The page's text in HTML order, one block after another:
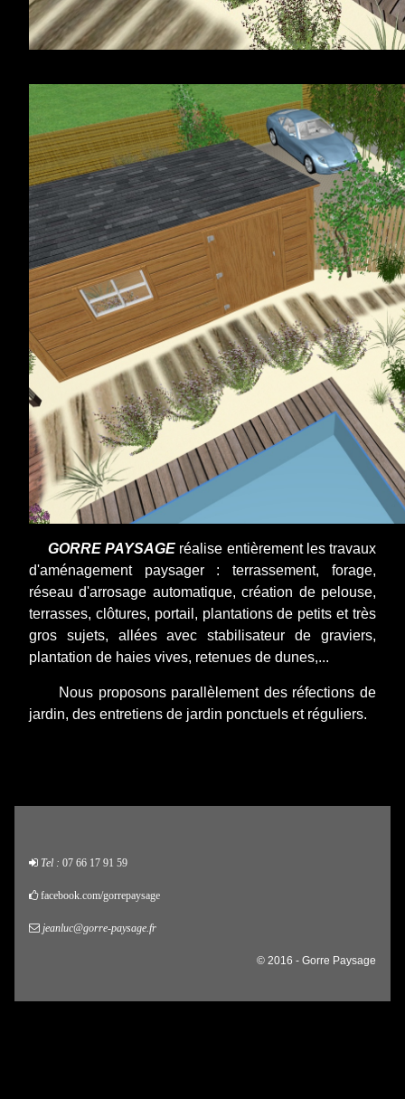
GORRE PAYSAGE réalise entièrement les travaux
d'aménagement paysager : terrassement, forage,
réseau d'arrosage automatique, création de pelouse,
terrasses, clôtures, portail, plantations de petits et très
gros sujets, allées avec stabilisateur de graviers,
plantation de haies vives, retenues de dunes,...
Nous proposons parallèlement des réfections de
jardin, des entretiens de jardin ponctuels et réguliers.
Tel : 07 66 17 91 59
facebook.com/gorrepaysage
jeanluc@gorre-paysage.fr
© 2016 - Gorre Paysage